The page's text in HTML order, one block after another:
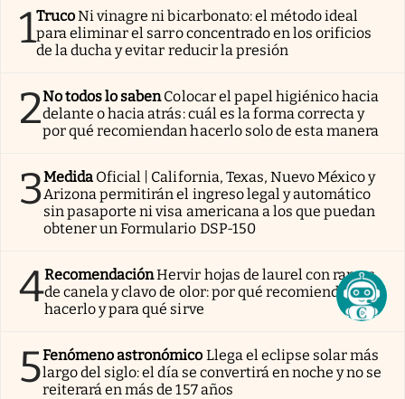
1TrucoNi vinagre ni bicarbonato: el método ideal
para eliminar el sarro concentrado en los orificios
de la ducha y evitar reducir la presión
2No todos lo sabenColocar el papel higiénico hacia
delante o hacia atrás: cuál es la forma correcta y
por qué recomiendan hacerlo solo de esta manera
3Medida Oficial | California, Texas, Nuevo México y
Arizona permitirán el ingreso legal y automático
sin pasaporte ni visa americana a los que puedan
obtener un Formulario DSP-150
4RecomendaciónHervir hojas de laurel con ramas
de canela y clavo de olor: por qué recomiendan
hacerlo y para qué sirve
5Fenómeno astronómico Llega el eclipse solar más
largo del siglo: el día se convertirá en noche y no se
reiterará en más de 157 años